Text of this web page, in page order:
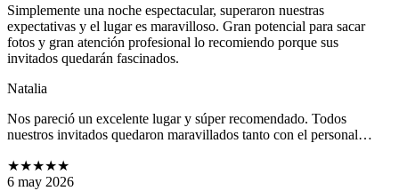
Simplemente una noche espectacular, superaron nuestras
expectativas y el lugar es maravilloso. Gran potencial para sacar
fotos y gran atención profesional lo recomiendo porque sus
invitados quedarán fascinados.
Natalia
Nos pareció un excelente lugar y súper recomendado. Todos
nuestros invitados quedaron maravillados tanto con el personal…
★★★★★
6 may 2026